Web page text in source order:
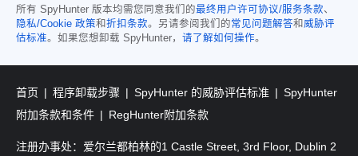
所有 SpyHunter 版本均需您同意我们的最终用户许可协议/服务条款、
隐私/Cookie 政策和折扣条款。另请参阅我们的常见问题解答和 威胁评
估标准。如果您想卸载 SpyHunter， 请了解如何操作。
首页 程序卸载步骤 SpyHunter 的威胁评估标准
SpyHunter
附加条款和条件
RegHunter附加条款
注册办事处：爱尔兰都柏林的1 Castle Street, 3rd Floor, Dublin 2